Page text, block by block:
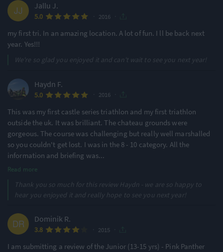
Jallu J.
5.0 2016
my first tri. In an amazing location. A lot of fun. I ll be back next
year. Yes!!!
We're so glad you enjoyed it and can't wait to see you next year!
Haydn F.
5.0 2016
This was my first castle series triathlon and my first triathlon
outside the uk. It was brilliant. The chateau grounds were
gorgeous. The course was challenging but really well marshalled
so you couldn't get lost. I was in the 8 - 10 category. All the
information and briefing was...
Read more
Thank you so much for this review Haydn - we are so happy to
hear you enjoyed it and really hope to see you next year!
Dominik R.
3.8 2015
I am submitting a review of the Junior (13-15 yrs) - Pink Panther